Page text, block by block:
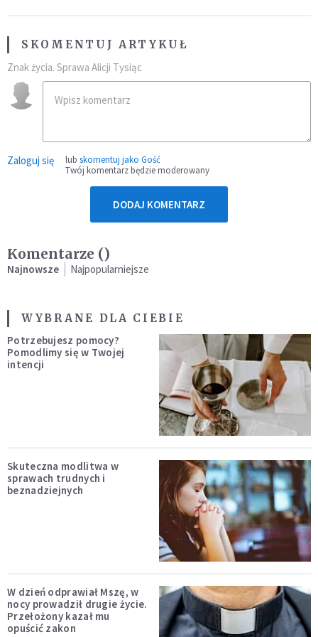
SKOMENTUJ ARTYKUŁ
Znak życia. Sprawa Alicji Tysiąc
Zaloguj się lub skomentuj jako Gość
Twój komentarz będzie moderowany
DODAJ KOMENTARZ
Komentarze ()
Najnowsze Najpopularniejsze
WYBRANE DLA CIEBIE
Potrzebujesz pomocy?
Pomodlimy się w Twojej
intencji
Skuteczna modlitwa w
sprawach trudnych i
beznadziejnych
W dzień odprawiał Mszę, w
nocy prowadził drugie życie.
Przełożony kazał mu
opuścić zakon